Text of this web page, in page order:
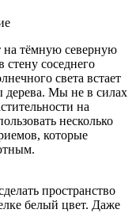
на тёмную северную
стену соседнего
света встает
дерева. Мы не в силах
на
несколько
которые
пространство
белый цвет. Даже